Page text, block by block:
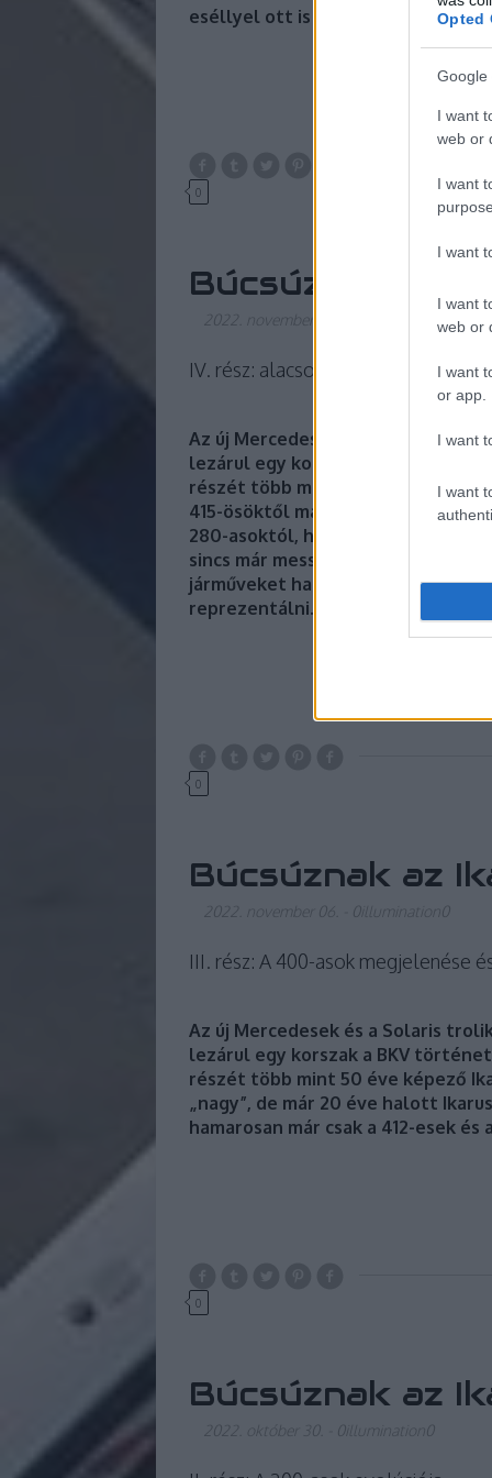
Opted
Google
I want
web or
I want
I want
I want
web or
I want
or app.
I want
I want
eséllyel ott is magaspadlós Ikarus
0
Búcsúznak az
2022. november 13.
IV. rész: alacsonypadlós Ikarusok
Az új Mercedesek és a Solaris
lezárul egy korszak a BKV
részét több mint 50 éve képező
415-ösöktől már nyáron, a 260-
280-asoktól, ha minden igaz, jövő
sincs már messze. A „nagy”, de
járműveket hamarosan már csak a
reprezentálni.
0
Búcsúznak az
2022. november 06. 0illumination0
III. rész: A 400-asok megjelenése
Az új Mercedesek és a Solaris
lezárul egy korszak a BKV
részét több mint 50 éve képező
„nagy”, de már 20 éve halott
hamarosan már csak a 412-esek
0
Búcsúznak az
2022. október 30. 0illumination0